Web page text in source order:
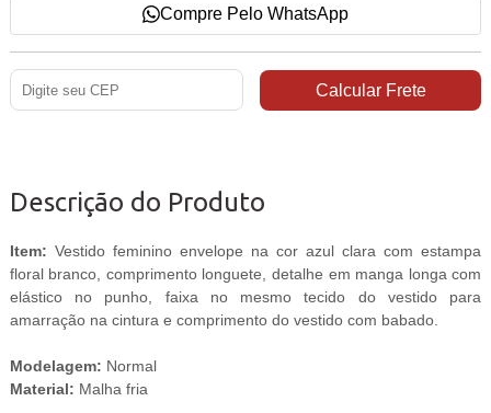
Compre Pelo WhatsApp
Descrição do Produto
Item: Vestido feminino envelope na cor azul clara com estampa
floral branco, comprimento longuete, detalhe em manga longa com
elástico no punho, faixa no mesmo tecido do vestido para
amarração na cintura e comprimento do vestido com babado.
Modelagem: Normal
Material: Malha fria